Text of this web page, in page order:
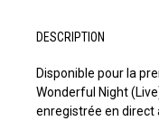
DESCRIPTION
Disponible pour la
Wonderful Night
enregistrée en direct